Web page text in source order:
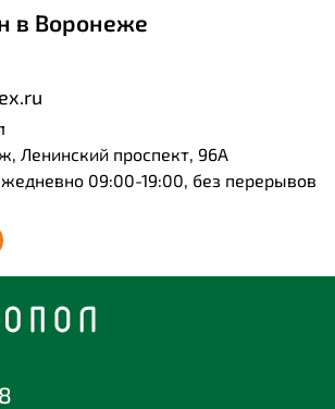
в Воронеже
Ленинский проспект, 96А
09:00-19:00, без перерывов